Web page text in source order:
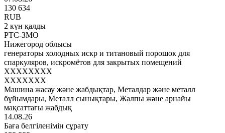
130 634
RUB
2 күн қалды
РТС-ЗМО
Нижегород облысы
генераторы холодных искр и титановый порошок для
спаркуляров, искромётов для закрытых помещений
XXXXXXXX
XXXXXXX
Машина жасау және жабдықтар, Металдар және металл
бұйымдары, Металл сынықтары, Жалпы және арнайы
мақсаттағы жабдық
14.08.26
Баға белгіленімін сұрату